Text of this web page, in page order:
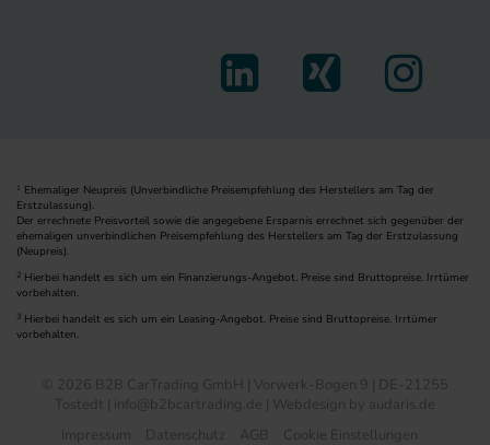
1
Ehemaliger Neupreis (Unverbindliche Preisempfehlung des Herstellers am Tag der
Erstzulassung).
Der errechnete Preisvorteil sowie die angegebene Ersparnis errechnet sich gegenüber der
ehemaligen unverbindlichen Preisempfehlung des Herstellers am Tag der Erstzulassung
(Neupreis).
2 Hierbei handelt es sich um ein Finanzierungs-Angebot. Preise sind Bruttopreise. Irrtümer
vorbehalten.
3 Hierbei handelt es sich um ein Leasing-Angebot. Preise sind Bruttopreise. Irrtümer
vorbehalten.
© 2026 B2B CarTrading GmbH | Vorwerk-Bogen 9 | DE-21255
Tostedt | info@b2bcartrading.de | Webdesign by audaris.de
Impressum
Datenschutz AGB Cookie Einstellungen